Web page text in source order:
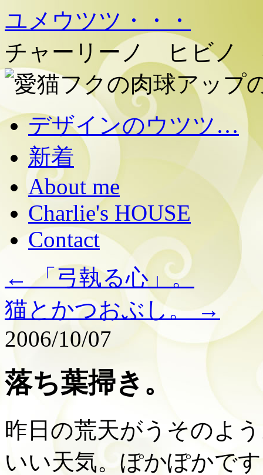
ユメウツツ・・・
チャーリーノ ヒビノ
コ
ン
ツ
移
デザインのウツツ…
新着
About me
Charlie's HOUSE
Contact
← 「弓執る心」。
猫とかつおぶし。→
2006/10/07
落ち葉掃き。
昨日の荒天がうそのよ
いい天気。ぽかぽかで